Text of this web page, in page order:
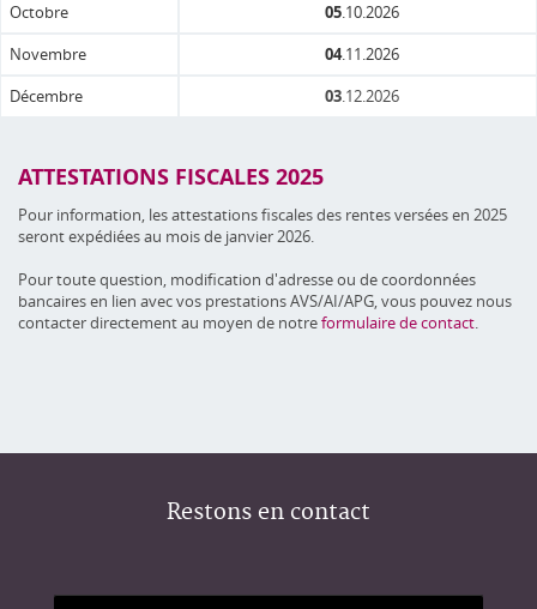
Octobre
05.10.2026
Novembre
04.11.2026
Décembre
03.12.2026
ATTESTATIONS FISCALES 2025
Pour information, les attestations fiscales des rentes versées en 2025
seront expédiées au mois de janvier 2026.
Pour toute question, modification d'adresse ou de coordonnées
bancaires en lien avec vos prestations AVS/AI/APG, vous pouvez nous
contacter directement au moyen de notreformulaire de contact.
Restons en contact